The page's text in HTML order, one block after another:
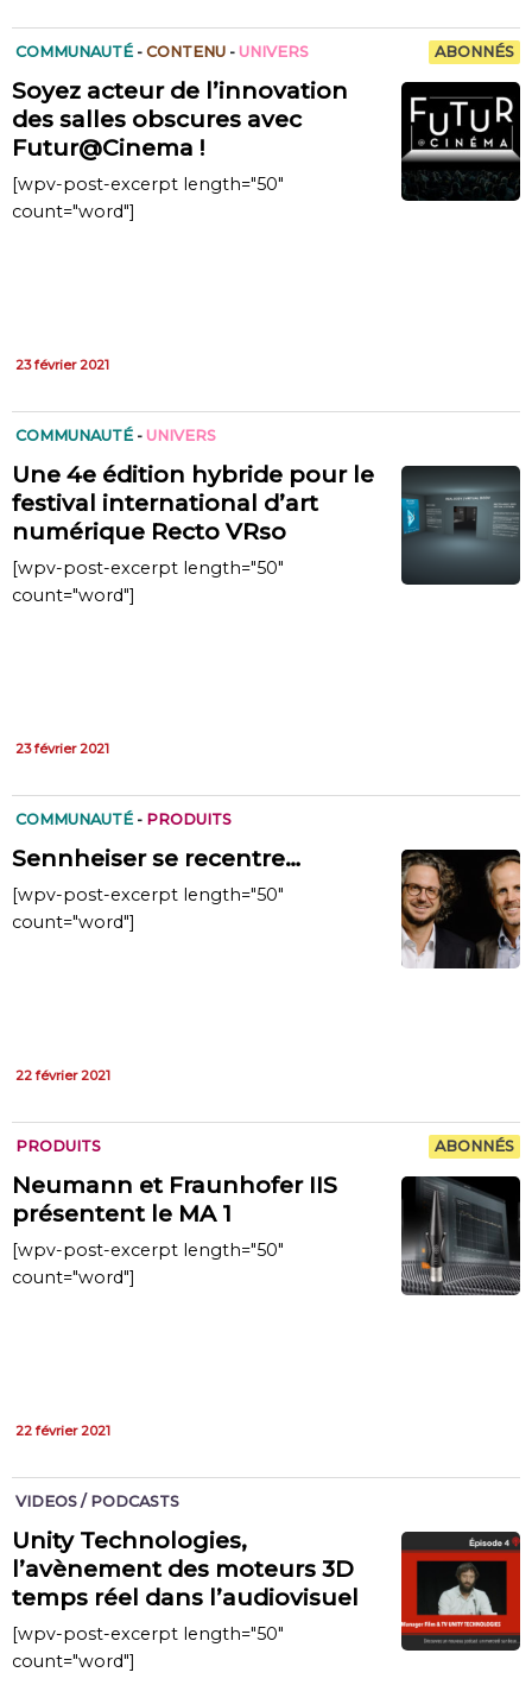
COMMUNAUTÉ - CONTENU - UNIVERS ABONNÉS
Soyez acteur de l’innovation
des salles obscures avec
Futur@Cinema !
[wpv-post-excerpt length="50"
count="word"]
23 février 2021
COMMUNAUTÉ - UNIVERS
Une 4e édition hybride pour le
festival international d’art
numérique Recto VRso
[wpv-post-excerpt length="50"
count="word"]
23 février 2021
COMMUNAUTÉ - PRODUITS
Sennheiser se recentre…
[wpv-post-excerpt length="50"
count="word"]
22 février 2021
PRODUITS ABONNÉS
Neumann et Fraunhofer IIS
présentent le MA 1
[wpv-post-excerpt length="50"
count="word"]
22 février 2021
VIDEOS / PODCASTS
Unity Technologies,
l’avènement des moteurs 3D
temps réel dans l’audiovisuel
[wpv-post-excerpt length="50"
count="word"]